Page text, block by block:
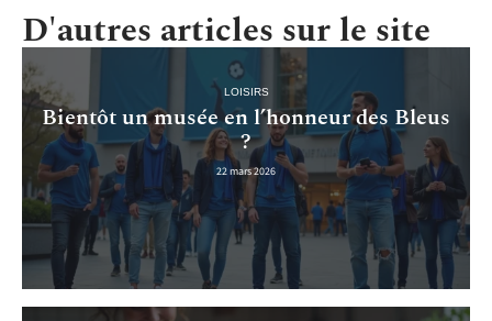
D'autres articles sur le site
LOISIRS
Bientôt un musée en l’honneur des Bleus
?
22 mars 2026